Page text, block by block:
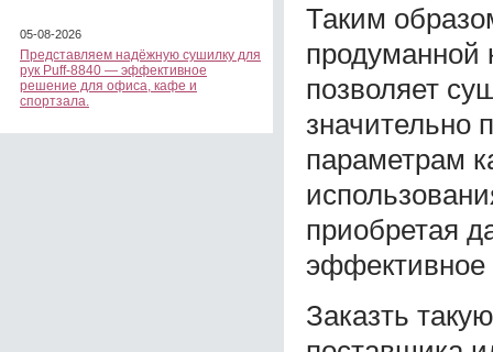
05-08-2026
Представляем надёжную сушилку для
рук Puff-8840 — эффективное
решение для офиса, кафе и
спортзала.
Таким
продуманной
позволяет
значительно
параметрам
приобретая
Заказть